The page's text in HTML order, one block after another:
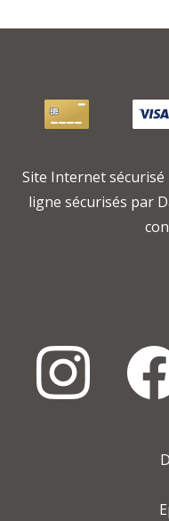
Site Internet sécurisé
ligne sécurisés par